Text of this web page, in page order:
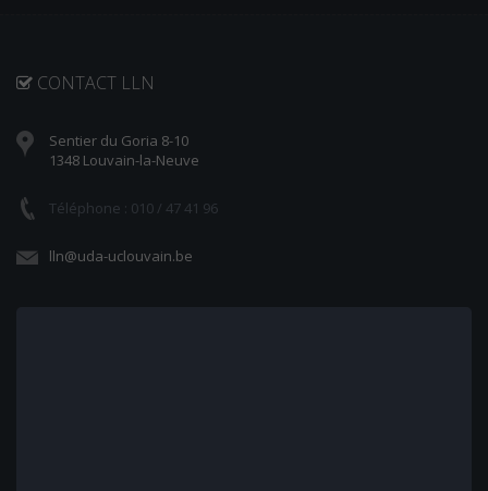
CONTACT LLN
Sentier du Goria 8-10
1348 Louvain-la-Neuve
Téléphone : 010 / 47 41 96
lln@uda-uclouvain.be